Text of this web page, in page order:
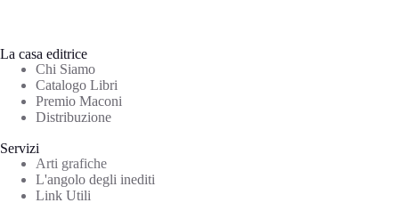
La casa editrice
Chi Siamo
Catalogo Libri
Premio Maconi
Distribuzione
Servizi
Arti grafiche
L'angolo degli inediti
Link Utili